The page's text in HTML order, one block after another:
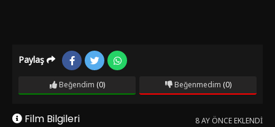
Paylaş
Beğendim (0) Beğenmedim (0)
Film Bilgileri 8 AY ÖNCE EKLENDI